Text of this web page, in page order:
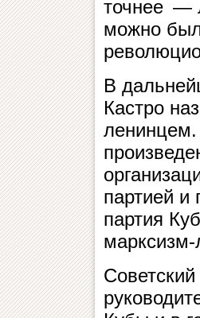
точнее —
можно
В
Кастро
партией и
партия